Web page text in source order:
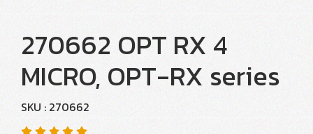
270662 OPT RX 4
MICRO, OPT-RX series
SKU : 270662